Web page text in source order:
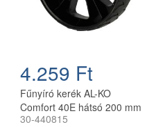
4.259 Ft
Fűnyíró kerék AL-KO
Comfort 40E hátsó 200 mm
30-440815